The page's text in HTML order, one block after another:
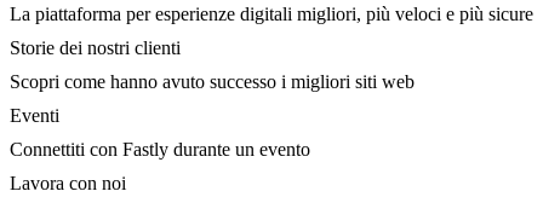
La piattaforma per esperienze digitali migliori, più veloci e più sicure
Storie dei nostri clienti
Scopri come hanno avuto successo i migliori siti web
Eventi
Connettiti con Fastly durante un evento
Lavora con noi